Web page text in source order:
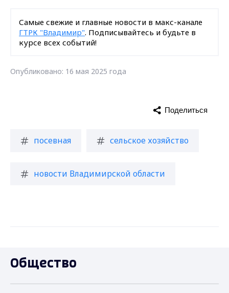
Самые свежие и главные новости в макс-канале
ГТРК "Владимир". Подписывайтесь и будьте в
курсе всех событий!
Опубликовано: 16 мая 2025 года
посевная сельское хозяйство
новости Владимирской области
Поделиться
Общество